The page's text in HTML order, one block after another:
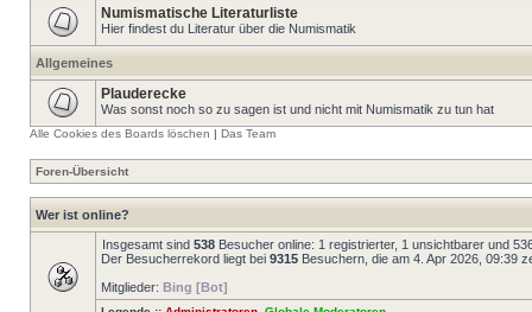
Numismatische Literaturliste
Hier findest du Literatur über die Numismatik
Allgemeines
Plauderecke
Was sonst noch so zu sagen ist und nicht mit Numismatik zu tun hat
Alle Cookies des Boards löschen | Das Team
Foren-Übersicht
Wer ist online?
Insgesamt sind 538 Besucher online: 1 registrierter, 1 unsichtbarer und
Der Besucherrekord liegt bei 9315 Besuchern, die am 4. Apr 2026, 09:39
Mitglieder: Bing [Bot]